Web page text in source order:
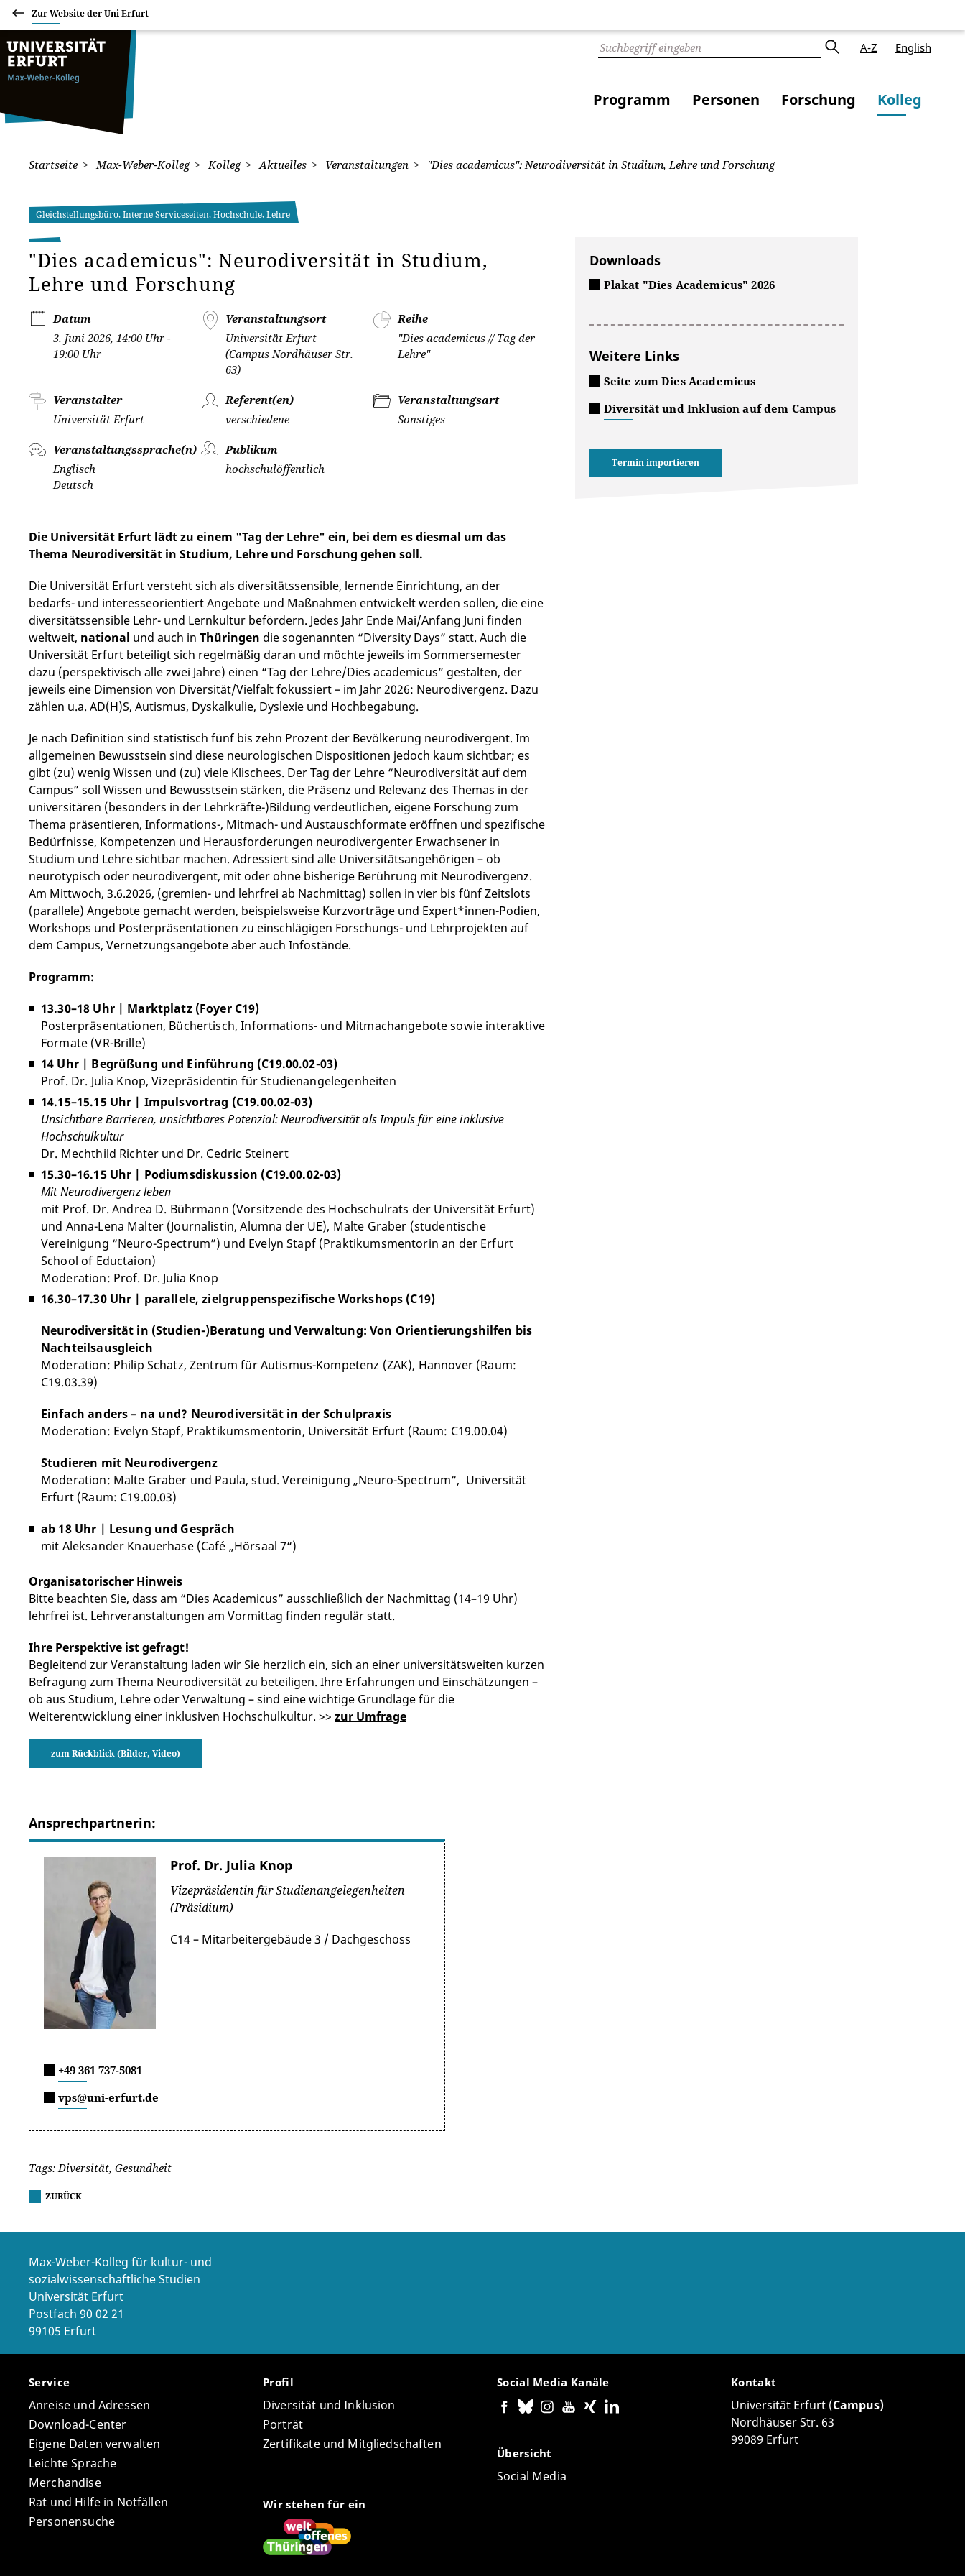
Zur Website der Uni Erfurt
A-Z English
Programm Personen Forschung Kolleg
Startseite Max-Weber-Kolleg Kolleg Aktuelles Veranstaltungen "Dies academicus": Neurodiversität in Studium, Lehre und Forschung
Gleichstellungsbüro, Interne Serviceseiten, Hochschule, Lehre
"Dies academicus": Neurodiversität in Studium,
Lehre und Forschung
Datum
3. Juni 2026, 14:00 Uhr -
19:00 Uhr
Veranstaltungsort
Universität Erfurt
(Campus Nordhäuser Str.
63)
Reihe
"Dies academicus // Tag der
Lehre"
Veranstalter
Universität Erfurt
Referent(en)
verschiedene
Veranstaltungsart
Sonstiges
Veranstaltungssprache(n)
Englisch
Deutsch
Publikum
hochschulöffentlich
Die Universität Erfurt lädt zu einem "Tag der Lehre" ein, bei dem es diesmal um das
Thema Neurodiversität in Studium, Lehre und Forschung gehen soll.
Die Universität Erfurt versteht sich als diversitätssensible, lernende Einrichtung, an der
bedarfs- und interesseorientiert Angebote und Maßnahmen entwickelt werden sollen, die eine
diversitätssensible Lehr- und Lernkultur befördern. Jedes Jahr Ende Mai/Anfang Juni finden
weltweit, national und auch in Thüringen die sogenannten “Diversity Days” statt. Auch die
Universität Erfurt beteiligt sich regelmäßig daran und möchte jeweils im Sommersemester
dazu (perspektivisch alle zwei Jahre) einen “Tag der Lehre/Dies academicus” gestalten, der
jeweils eine Dimension von Diversität/Vielfalt fokussiert – im Jahr 2026: Neurodivergenz. Dazu
zählen u.a. AD(H)S, Autismus, Dyskalkulie, Dyslexie und Hochbegabung.
Je nach Definition sind statistisch fünf bis zehn Prozent der Bevölkerung neurodivergent. Im
allgemeinen Bewusstsein sind diese neurologischen Dispositionen jedoch kaum sichtbar; es
gibt (zu) wenig Wissen und (zu) viele Klischees. Der Tag der Lehre “Neurodiversität auf dem
Campus” soll Wissen und Bewusstsein stärken, die Präsenz und Relevanz des Themas in der
universitären (besonders in der Lehrkräfte-)Bildung verdeutlichen, eigene Forschung zum
Thema präsentieren, Informations-, Mitmach- und Austauschformate eröffnen und spezifische
Bedürfnisse, Kompetenzen und Herausforderungen neurodivergenter Erwachsener in
Studium und Lehre sichtbar machen. Adressiert sind alle Universitätsangehörigen – ob
neurotypisch oder neurodivergent, mit oder ohne bisherige Berührung mit Neurodivergenz.
Am Mittwoch, 3.6.2026, (gremien- und lehrfrei ab Nachmittag) sollen in vier bis fünf Zeitslots
(parallele) Angebote gemacht werden, beispielsweise Kurzvorträge und Expert*innen-Podien,
Workshops und Posterpräsentationen zu einschlägigen Forschungs- und Lehrprojekten auf
dem Campus, Vernetzungsangebote aber auch Infostände.
Programm:
13.30–18 Uhr | Marktplatz (Foyer C19)
Posterpräsentationen, Büchertisch, Informations- und Mitmachangebote sowie interaktive
Formate (VR-Brille)
14 Uhr | Begrüßung und Einführung (C19.00.02-03)
Prof. Dr. Julia Knop, Vizepräsidentin für Studienangelegenheiten
14.15–15.15 Uhr | Impulsvortrag (C19.00.02-03)
Unsichtbare Barrieren, unsichtbares Potenzial: Neurodiversität als Impuls für eine inklusive
Hochschulkultur
Dr. Mechthild Richter und Dr. Cedric Steinert
15.30–16.15 Uhr | Podiumsdiskussion (C19.00.02-03)
Mit Neurodivergenz leben
mit Prof. Dr. Andrea D. Bührmann (Vorsitzende des Hochschulrats der Universität Erfurt)
und Anna-Lena Malter (Journalistin, Alumna der UE), Malte Graber (studentische
Vereinigung “Neuro-Spectrum”) und Evelyn Stapf (Praktikumsmentorin an der Erfurt
School of Eductaion)
Moderation: Prof. Dr. Julia Knop
16.30–17.30 Uhr | parallele, zielgruppenspezifische Workshops (C19)
Neurodiversität in (Studien-)Beratung und Verwaltung: Von Orientierungshilfen bis
Nachteilsausgleich
Moderation: Philip Schatz, Zentrum für Autismus-Kompetenz (ZAK), Hannover (Raum:
C19.03.39)
Einfach anders – na und? Neurodiversität in der Schulpraxis
Moderation: Evelyn Stapf, Praktikumsmentorin, Universität Erfurt (Raum: C19.00.04)
Studieren mit Neurodivergenz
Moderation: Malte Graber und Paula, stud. Vereinigung „Neuro-Spectrum“, Universität
Erfurt (Raum: C19.00.03)
ab 18 Uhr | Lesung und Gespräch
mit Aleksander Knauerhase (Café „Hörsaal 7“)
Organisatorischer Hinweis
Bitte beachten Sie, dass am “Dies Academicus” ausschließlich der Nachmittag (14–19 Uhr)
lehrfrei ist. Lehrveranstaltungen am Vormittag finden regulär statt.
Ihre Perspektive ist gefragt!
Begleitend zur Veranstaltung laden wir Sie herzlich ein, sich an einer universitätsweiten kurzen
Befragung zum Thema Neurodiversität zu beteiligen. Ihre Erfahrungen und Einschätzungen –
ob aus Studium, Lehre oder Verwaltung – sind eine wichtige Grundlage für die
Weiterentwicklung einer inklusiven Hochschulkultur. >> zur Umfrage
zum Rückblick (Bilder, Video)
Ansprechpartnerin:
Prof. Dr. Julia Knop
Vizepräsidentin für Studienangelegenheiten
(Präsidium)
C14 – Mitarbeitergebäude 3 / Dachgeschoss
+49 361 737-5081
vps@uni-erfurt.de
Tags: Diversität, Gesundheit
Downloads
Plakat "Dies Academicus" 2026
Weitere Links
Seite zum Dies Academicus
Diversität und Inklusion auf dem Campus
Termin importieren
ZURÜCK
Max-Weber-Kolleg für kultur- und
sozialwissenschaftliche Studien
Universität Erfurt
Postfach 90 02 21
99105 Erfurt
Service
Anreise und Adressen
Download-Center
Eigene Daten verwalten
Leichte Sprache
Merchandise
Rat und Hilfe in Notfällen
Personensuche
Profil
Diversität und Inklusion
Porträt
Zertifikate und Mitgliedschaften
Wir stehen für ein
Social Media Kanäle
Übersicht
Social Media
Kontakt
Universität Erfurt (Campus)
Nordhäuser Str. 63
99089 Erfurt